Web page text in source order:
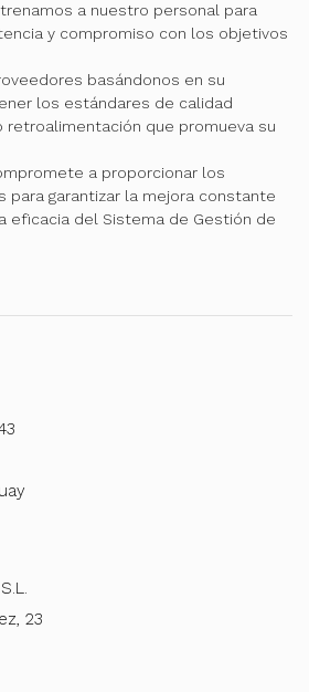
a nuestro personal para
y compromiso con los objetivos
basándonos en su
los estándares de calidad
retroalimentación que promueva su
a proporcionar los
para garantizar la mejora constante
eficacia del Sistema de Gestión de
23